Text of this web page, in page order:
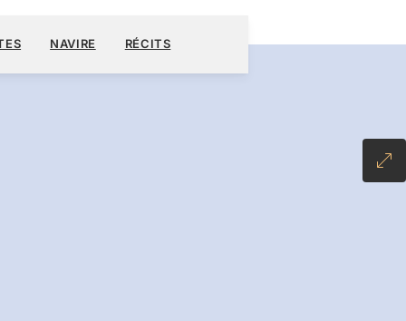
INCLUSIVE PLUS
RÉSERVER CROISIÈRE
NAVIRE RÉCITS